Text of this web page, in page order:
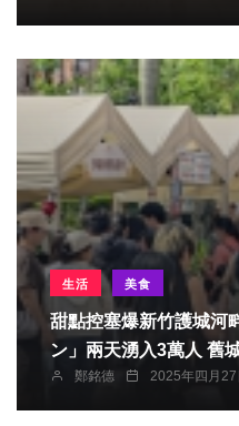
生活 美食
甜點控塞爆新竹護城河畔 椪柑市集–新竹不
ン」
鄭銘德 2025年四月27